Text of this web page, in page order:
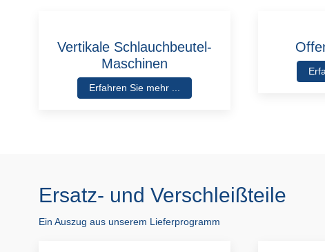
Vertikale Schlauchbeutel-
Maschinen
Erfahren Sie mehr ...
Ersatz- und Verschleißteile
Ein Auszug aus unserem Lieferprogramm